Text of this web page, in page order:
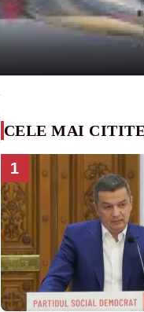
CELE MAI
1